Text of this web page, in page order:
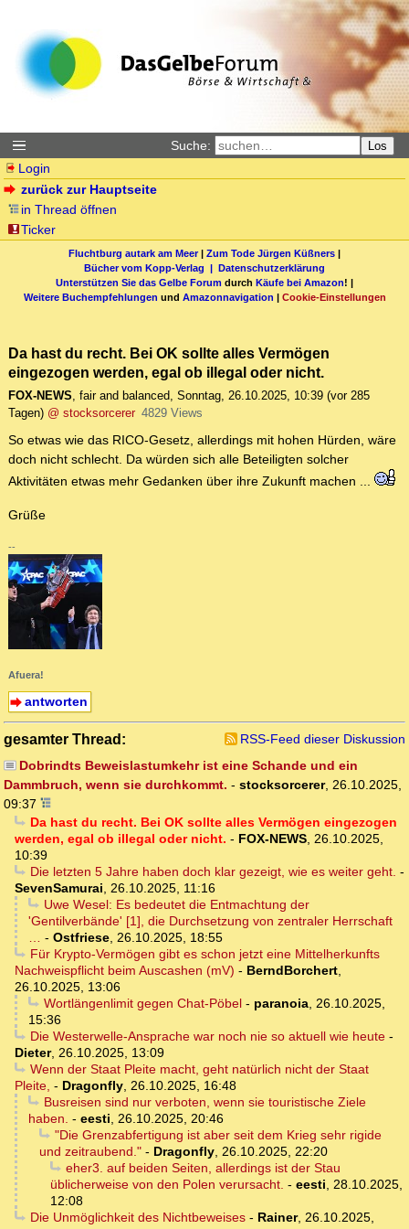
Suche: Los
Login
zurück zur Hauptseite
in Thread öffnen
Ticker
Fluchtburg autark am Meer| Zum Tode Jürgen Küßners |
Bücher vom Kopp-Verlag | Datenschutzerklärung
Unterstützen Sie das Gelbe Forum durch Käufe bei Amazon! |
Weitere Buchempfehlungen und Amazonnavigation | Cookie-Einstellungen
Da hast du recht. Bei OK sollte alles Vermögen
eingezogen werden, egal ob illegal oder nicht.
FOX-NEWS, fair and balanced, Sonntag, 26.10.2025, 10:39 (vor 285
Tagen) @ stocksorcerer 4829 Views
So etwas wie das RICO-Gesetz, allerdings mit hohen Hürden, wäre
doch nicht schlecht. Da würden sich alle Beteiligten solcher
Aktivitäten etwas mehr Gedanken über ihre Zukunft machen ...
Grüße
--
Afuera!
antworten
gesamter Thread:
RSS-Feed dieser Diskussion
Dobrindts Beweislastumkehr ist eine Schande und ein
Dammbruch, wenn sie durchkommt. - stocksorcerer, 26.10.2025,
09:37
Da hast du recht. Bei OK sollte alles Vermögen eingezogen
werden, egal ob illegal oder nicht. - FOX-NEWS 26.10.2025,
10:39
Die letzten 5 Jahre haben doch klar gezeigt, wie es weiter geht. -
SevenSamurai
26.10.2025, 11:16
Uwe Wesel: Es bedeutet die Entmachtung der
'Gentilverbände' [1], die Durchsetzung von zentraler Herrschaft
- Ostfriese 26.10.2025, 18:55
Für Krypto-Vermögen gibt es schon jetzt eine Mittelherkunfts
Nachweispflicht beim Auscashen (mV) - BerndBorchert
26.10.2025, 13:06
Wortlängenlimit gegen Chat-Pöbel- paranoia, 26.10.2025,
15:36
Die Westerwelle-Ansprache war noch nie so aktuell wie heute-
Dieter, 26.10.2025, 13:09
Wenn der Staat Pleite macht, geht natürlich nicht der Staat
Pleite, - Dragonfly 26.10.2025, 16:48
Busreisen sind nur verboten, wenn sie touristische Ziele
haben. - eesti
26.10.2025, 20:46
"Die Grenzabfertigung ist aber seit dem Krieg sehr rigide
und zeitraubend." - Dragonfly 26.10.2025, 22:20
eher3. auf beiden Seiten, allerdings ist der Stau
üblicherweise von den Polen verursacht. - eesti
28.10.2025,
12:08
Die Unmöglichkeit des Nichtbeweises- Rainer, 26.10.2025,